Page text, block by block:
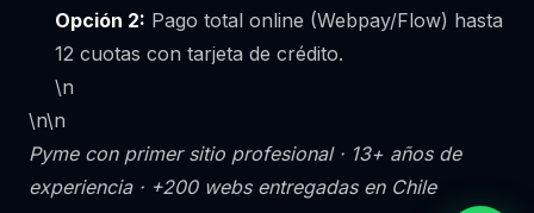
Opción 2: Pago total online (Webpay/Flow) hasta
12 cuotas con tarjeta de crédito.
\n
\n\n
Pyme con primer sitio profesional · 13+ años de
experiencia · +200 webs entregadas en Chile